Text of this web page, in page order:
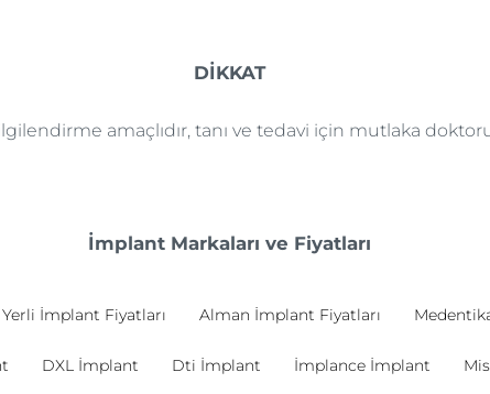
DİKKAT
amaçlıdır, tanı ve tedavi için mutlaka
İmplant Markaları ve Fiyatları
Yerli İmplant Fiyatları Alman İmplant Fiyatları
DXL İmplant Dti İmplant İmplance İmplant